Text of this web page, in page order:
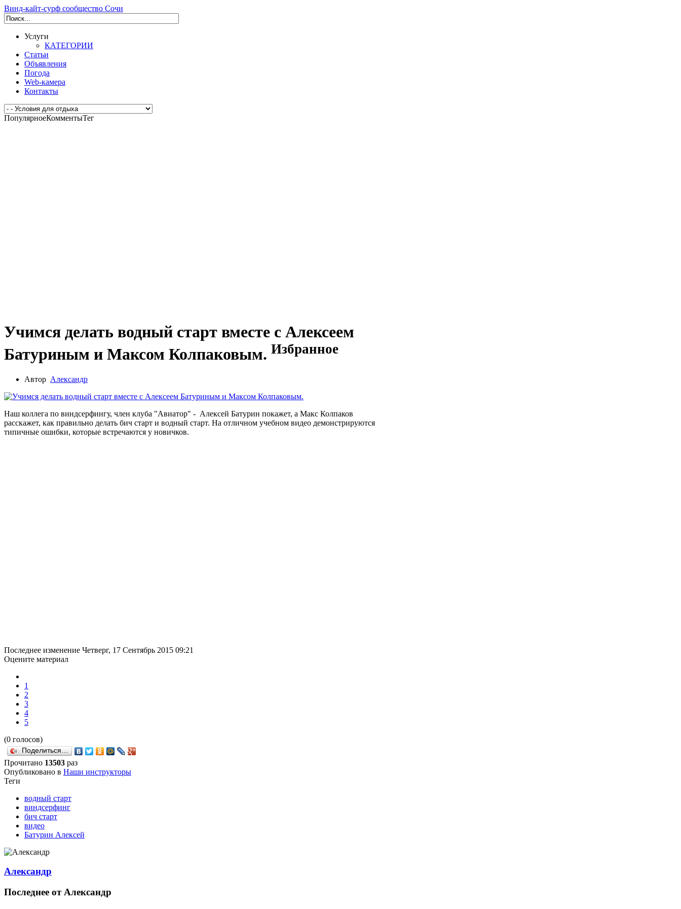
Винд-кайт-сурф сообщество Сочи
Услуги
КАТЕГОРИИ
Статьи
Объявления
Погода
Web-камера
Контакты
ПопулярноеКомментыТег
Учимся делать водный старт вместе с Алексеем
Батуриным и Максом Колпаковым. Избранное
Автор Александр
Наш коллега по виндсерфингу, член клуба "Авиатор" - Алексей Батурин покажет, а Макс Колпаков
расскажет, как правильно делать бич старт и водный старт. На отличном учебном видео демонстрируются
типичные ошибки, которые встречаются у новичков.
Последнее изменение Четверг, 17 Сентябрь 2015 09:21
Оцените материал
1
2
3
4
5
(0 голосов)
Поделиться…
Прочитано 13503 раз
Опубликовано в Наши инструкторы
Теги
водный старт
виндсерфинг
бич старт
видео
Батурин Алексей
Александр
Последнее от Александр